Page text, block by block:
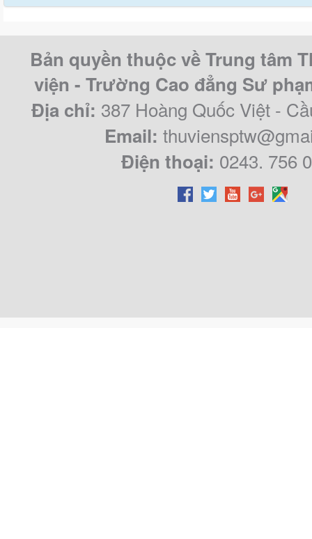
Bản quyền thuộc về Trung tâm
viện - Trường Cao đẳng Sư
Địa chỉ: 387 Hoàng Quốc Việt -
Email:
Điện thoại: 0243. 756